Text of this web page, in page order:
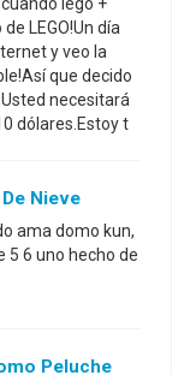
LEGO!Un día
y veo la
que decido
necesitará
dólares.Estoy t
Nieve
ama domo kun,
5 6 uno hecho de
Peluche